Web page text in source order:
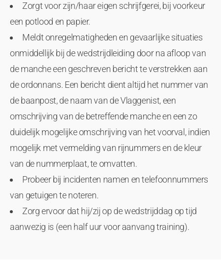
Zorgt voor zijn/haar eigen schrijfgerei, bij voorkeur
een potlood en papier.
Meldt onregelmatigheden en gevaarlijke situaties
onmiddellijk bij de wedstrijdleiding door na afloop van
de manche een geschreven bericht te verstrekken aan
de ordonnans. Een bericht dient altijd het nummer van
de baanpost, de naam van de Vlaggenist, een
omschrijving van de betreffende manche en een zo
duidelijk mogelijke omschrijving van het voorval, indien
mogelijk met vermelding van rijnummers en de kleur
van de nummerplaat, te omvatten.
Probeer bij incidenten namen en telefoonnummers
van getuigen te noteren.
Zorg ervoor dat hij/zij op de wedstrijddag op tijd
aanwezig is (een half uur voor aanvang training).